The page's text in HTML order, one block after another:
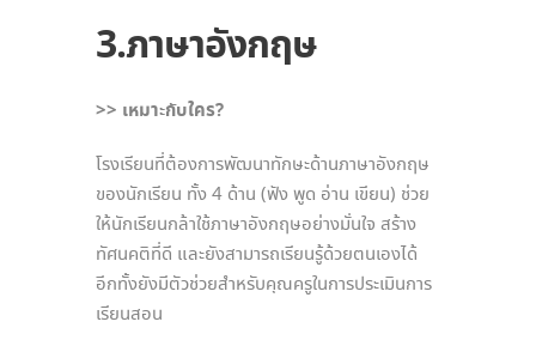
3.ภาษาอังกฤษ
>> เหมาะกับใคร?
โรงเรียนที่ต้องการพัฒนาทักษะด้านภาษาอังกฤษ
ของนักเรียน ทั้ง 4 ด้าน (ฟัง พูด อ่าน เขียน) ช่วย
ให้นักเรียนกล้าใช้ภาษาอังกฤษอย่างมั่นใจ สร้าง
ทัศนคติที่ดี และยังสามารถเรียนรู้ด้วยตนเองได้
อีกทั้งยังมีตัวช่วยสำหรับคุณครูในการประเมินการ
เรียนสอน